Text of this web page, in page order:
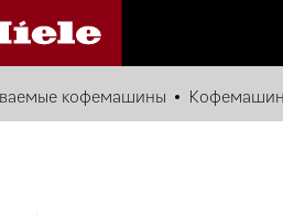
кофемашины